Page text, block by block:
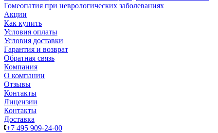
Гомеопатия при неврологических заболеваниях
Акции
Как купить
Условия оплаты
Условия доставки
Гарантия и возврат
Обратная связь
Компания
О компании
Отзывы
Контакты
Лицензии
Контакты
Доставка
+7 495 909-24-00